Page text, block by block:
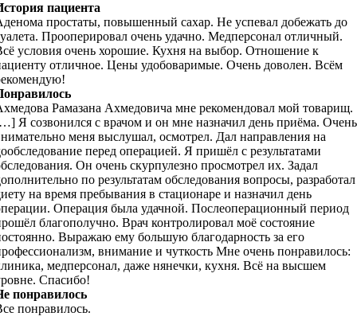
пациента
простаты, повышенный сахар. Не успевал добежать до
Прооперировал очень удачно. Медперсонал отличный.
условия очень хорошие. Кухня на выбор. Отношение к
отличное. Цены удобоваримые. Очень доволен. Всём
Рамазана Ахмедовича мне рекомендовал мой товарищ.
Я созвонился с врачом и он мне назначил день приёма. Очень
меня выслушал, осмотрел. Дал направления на
перед операцией. Я пришёл с результатами
Он очень скурпулезно просмотрел их. Задал
по результатам обследования вопросы, разработал
на время пребывания в стационаре и назначил день
Операция была удачной. Послеоперационный период
благополучно. Врач контролировал моё состояние
Выражаю ему большую благодарность за его
внимание и чуткость Мне очень понравилось:
медперсонал, даже нянечки, кухня. Всё на высшем
Спасибо!
понравилось
понравилось.